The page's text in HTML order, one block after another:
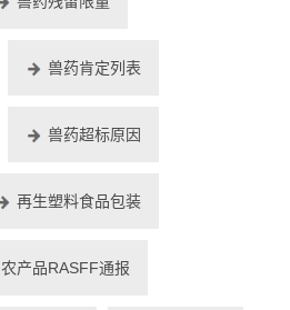
兽药肯定列表
兽药超标原因
再生塑料食品包装
农产品RASFF通报